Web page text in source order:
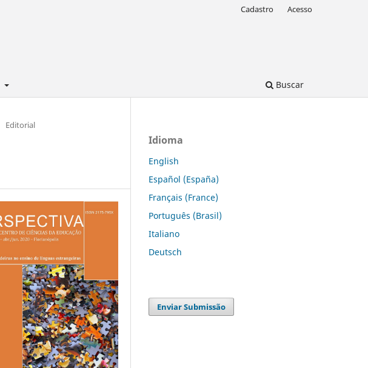
Buscar
Cadastro Acesso
Editorial
Idioma
English
Español (España)
Français (France)
Português (Brasil)
Italiano
Deutsch
Enviar Submissão